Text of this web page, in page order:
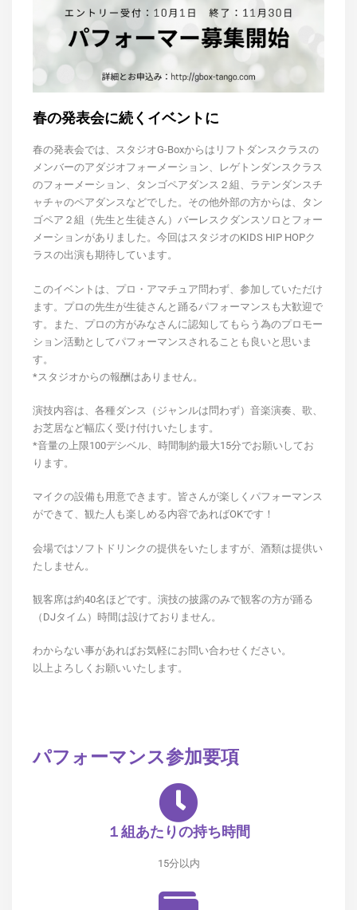
春の発表会に続くイベントに
春の発表会では、スタジオG-Boxからはリフトダンスクラスの
メンバーのアダジオフォーメーション、
レゲトンダンスクラス
のフォーメーション、タンゴペアダンス２組、ラテンダンスチ
ャチャのペアダンスなどでした。 その他外部の方からは、タン
ゴペア２組（先生と生徒さん）バーレスクダンスソロとフォー
メーションがありました。今回はスタジオのKIDS HIP HOPク
ラスの出演も期待しています。
このイベントは、プロ・アマチュア問わず、参加していただけ
ます。プロの先生が生徒さんと踊るパフォーマンスも大歓迎で
す。
また、プロの方がみなさんに認知してもらう為のプロモー
ション活動としてパフォーマンスされることも良いと思いま
す。
*スタジオからの報酬はありません。
演技内容は、各種ダンス（ジャンルは問わず）音楽演奏、歌、
お芝居など幅広く受け付けいたします。
*音量の上限100デシベル、時間制約最大15分でお願いしてお
ります。
マイクの設備も用意できます。 皆さんが楽しくパフォーマンス
ができて、観た人も楽しめる内容であればOKです！
会場ではソフトドリンクの提供をいたしますが、酒類は提供い
たしません。
観客席は約40名ほどです。演技の披露のみで観客の方が踊る
（DJタイム）時間は設けておりません。
わからない事があればお気軽にお問い合わせください。
以上よろしくお願いいたします。
パフォーマンス参加要項
１組あたりの持ち時間
15分以内